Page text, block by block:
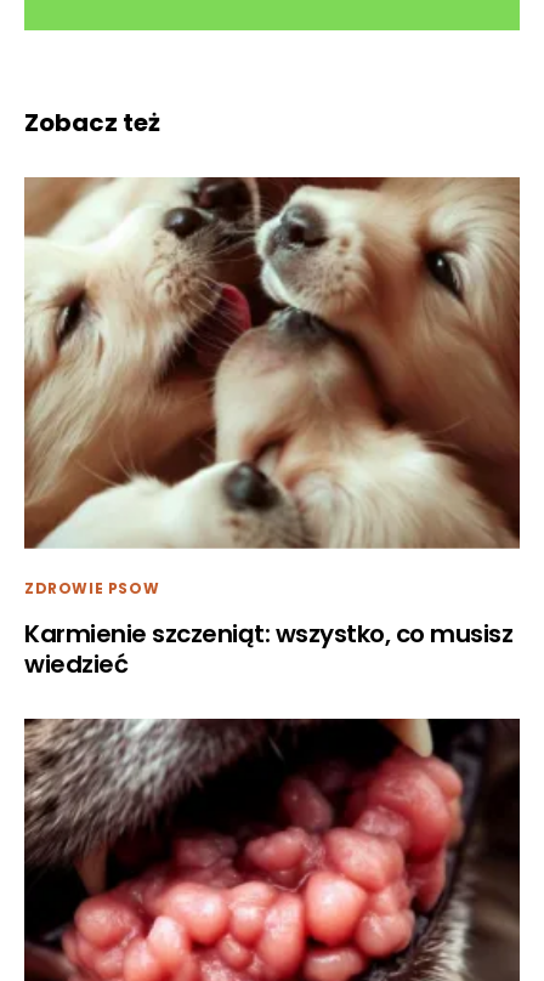
Zobacz też
ZDROWIE PSOW
Karmienie szczeniąt: wszystko, co musisz
wiedzieć